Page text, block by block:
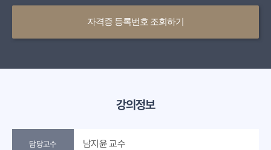
자격증 등록번호 조회하기
강의정보
담당교수 남지윤 교수